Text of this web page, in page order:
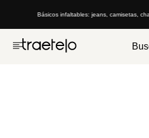
Básicos infaltables: jeans, camisetas,